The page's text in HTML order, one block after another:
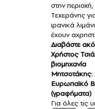
στην
Τεχεράνης
ιρανικά
έχουν
Διαβάστε
Χρήστος
βιομηχανία
Μητσοτάκης:
Ευρωπαϊκό
(γραφήματα)
Για όλες τις